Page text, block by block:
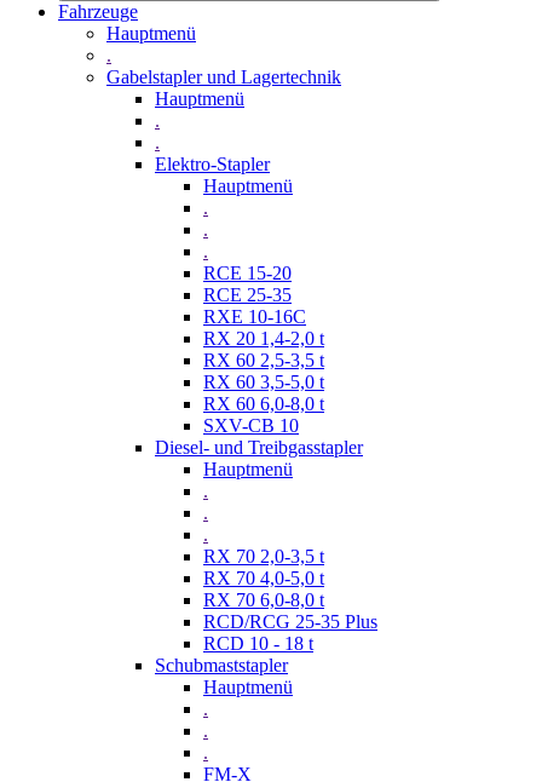
Fahrzeuge
Hauptmenü
.
Gabelstapler und Lagertechnik
Hauptmenü
.
.
Elektro-Stapler
Hauptmenü
.
.
.
RCE 15-20
RCE 25-35
RXE 10-16C
RX 20 1,4-2,0 t
RX 60 2,5-3,5 t
RX 60 3,5-5,0 t
RX 60 6,0-8,0 t
SXV-CB 10
Diesel- und Treibgasstapler
Hauptmenü
.
.
.
RX 70 2,0-3,5 t
RX 70 4,0-5,0 t
RX 70 6,0-8,0 t
RCD/RCG 25-35 Plus
RCD 10 - 18 t
Schubmaststapler
Hauptmenü
.
.
.
FM-X